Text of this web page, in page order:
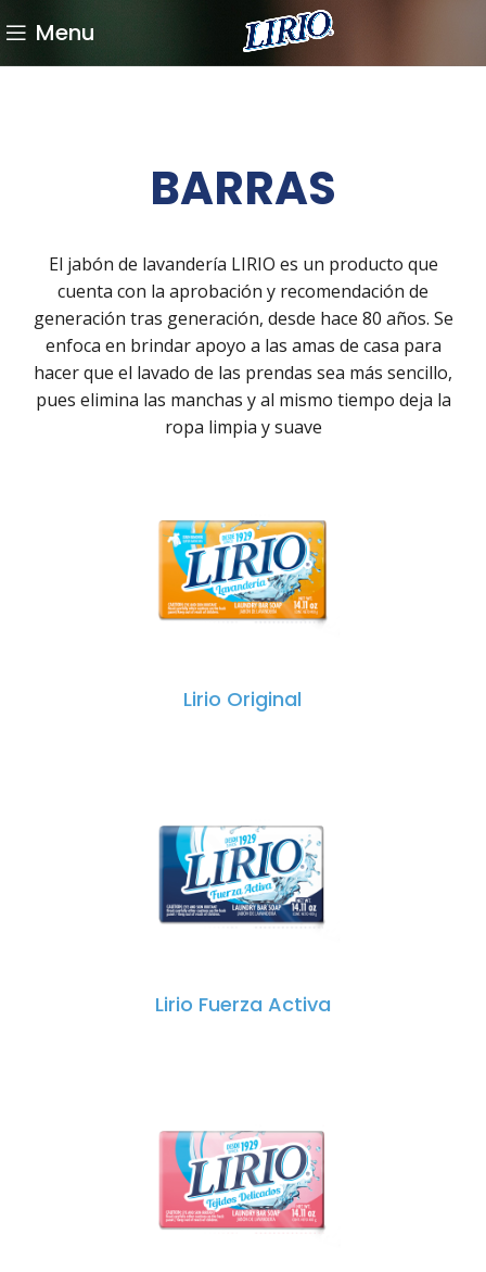
Menu
BARRAS
El jabón de lavandería LIRIO es un producto que
cuenta con la aprobación y recomendación de
generación tras generación, desde hace 80 años. Se
enfoca en brindar apoyo a las amas de casa para
hacer que el lavado de las prendas sea más sencillo,
pues elimina las manchas y al mismo tiempo deja la
ropa limpia y suave
Lirio Original
Lirio Fuerza Activa